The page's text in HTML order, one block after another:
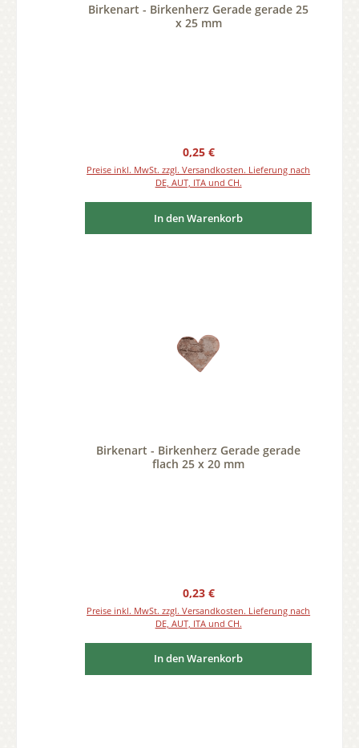
Birkenart - Birkenherz Gerade gerade 25
x 25 mm
Regulärer Preis:
0,25 €
Preise inkl. MwSt. zzgl. Versandkosten. Lieferung nach
DE, AUT, ITA und CH.
In den Warenkorb
Birkenart - Birkenherz Gerade gerade
flach 25 x 20 mm
Regulärer Preis:
0,23 €
Preise inkl. MwSt. zzgl. Versandkosten. Lieferung nach
DE, AUT, ITA und CH.
In den Warenkorb